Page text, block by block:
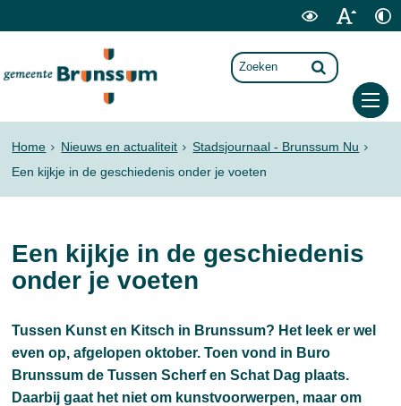
Home Nieuws en actualiteit
Stadsjournaal - Brunssum Nu
Een kijkje in de geschiedenis onder je voeten
Een kijkje in de geschiedenis
onder je voeten
Tussen Kunst en Kitsch in Brunssum? Het leek er wel
even op, afgelopen oktober. Toen vond in Buro
Brunssum de Tussen Scherf en Schat Dag plaats.
Daarbij gaat het niet om kunstvoorwerpen, maar om